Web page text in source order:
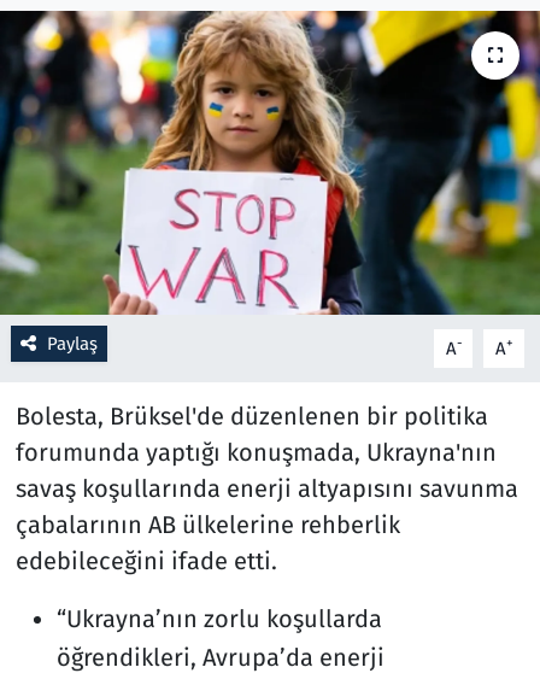
Paylaş A- A+
Bolesta, Brüksel'de düzenlenen bir politika
forumunda yaptığı konuşmada, Ukrayna'nın
savaş koşullarında enerji altyapısını savunma
çabalarının AB ülkelerine rehberlik
edebileceğini ifade etti.
“Ukrayna’nın zorlu koşullarda
öğrendikleri, Avrupa’da enerji
Resmi İlanlar
Rüya Tabirleri
Sağlık
Savunma Sanayi
Seçim 2023
Spor
Teknoloji ve Bilim
Televizyon